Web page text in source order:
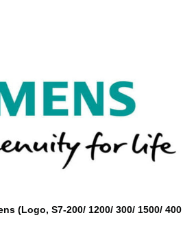
(Logo, S7-200/ 1200/ 300/ 1500/ 400